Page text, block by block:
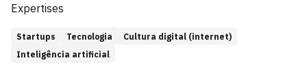
Expertises
Startups Tecnologia
Cultura digital (internet)
Inteligência artificial